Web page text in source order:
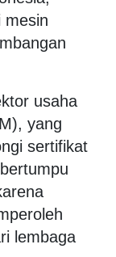
mesin
usaha
yang
sertifikat
lembaga